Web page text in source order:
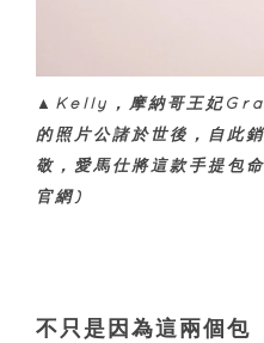
▲Kelly，摩納哥王妃
的照片公諸於世後，自此
敬，愛馬仕將這款手提包
官網)
不只是因為這兩個包